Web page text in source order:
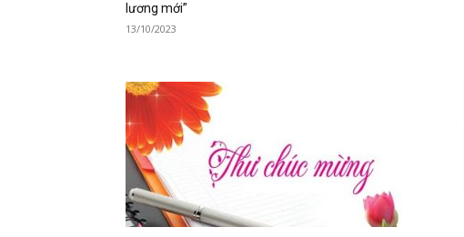
lương mới”
13/10/2023